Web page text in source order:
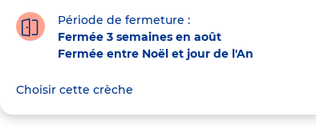
Période de fermeture :
Fermée 3 semaines en août
Fermée entre Noël et jour de l'An
Choisir cette crèche